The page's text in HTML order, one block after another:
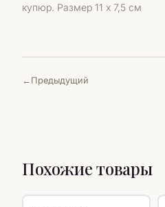
купюр. Размер 11 х 7,5 см
Предыдущий
Похожие товары